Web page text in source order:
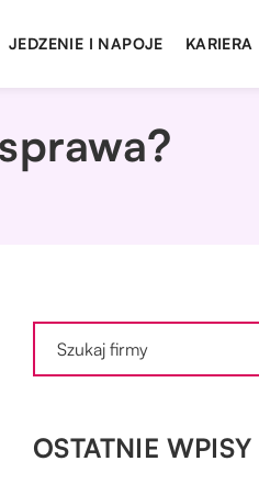
JEDZENIE I NAPOJE KARIERA
OSTATNIE WPISY